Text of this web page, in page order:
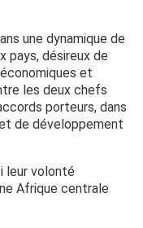
une dynamique de
pays, désireux de
et
les deux chefs
porteurs, dans
de développement
leur volonté
Afrique centrale